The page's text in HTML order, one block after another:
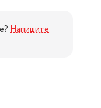
Напишите